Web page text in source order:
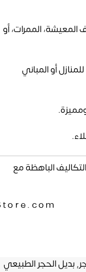
الممرات، أو
أو المباني
الباهظة مع
,بديل الحجر الطبيعي